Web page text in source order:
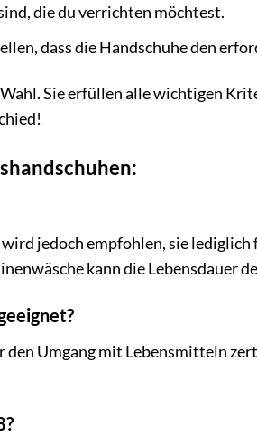
die du verrichten möchtest.
dass die Handschuhe den
Sie erfüllen alle wichtigen
jedoch empfohlen, sie lediglich
kann die Lebensdauer
Umgang mit Lebensmitteln